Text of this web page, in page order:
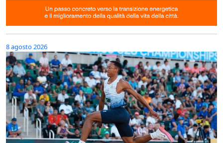
8 agosto 2026